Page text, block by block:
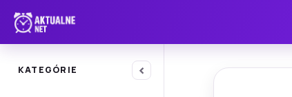
KATEGÓRIE ‹